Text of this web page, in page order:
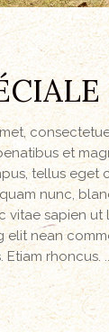
et
tellus eget
nunc,
vitae sapien ut
nean
Etiam rhoncus.